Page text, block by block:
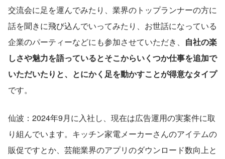
交流会に足を運んでみたり、業界のトップランナーの方に
話を聞きに飛び込んでいってみたり、お世話になっている
企業のパーティーなどにも参加させていただき、 自社の楽
しさや魅力を語っているとそこからいくつか仕事を追加で
いただいたりと、とにかく足を動かすことが得意なタイプ
です。
仙波：2024年9月に入社し、現在は広告運用の実案件に取
り組んでいます。キッチン家電メーカーさんのアイテムの
販促ですとか、芸能業界のアプリのダウンロード数向上と